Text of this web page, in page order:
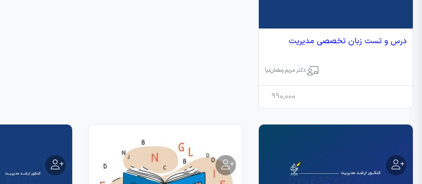
درس و تست زبان تخصصی مدیریت
دکتر مریم رمضان‌نیا
990,000